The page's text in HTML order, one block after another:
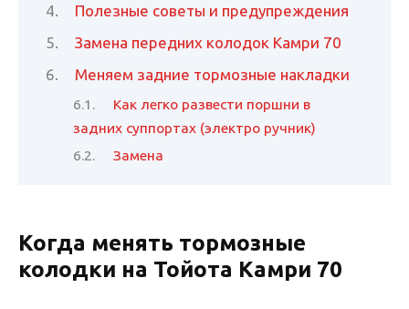
Полезные советы и предупреждения
Замена передних колодок Камри 70
Меняем задние тормозные накладки
Как легко развести поршни в
задних суппортах (электро ручник)
Замена
Когда менять тормозные
колодки на Тойота Камри 70